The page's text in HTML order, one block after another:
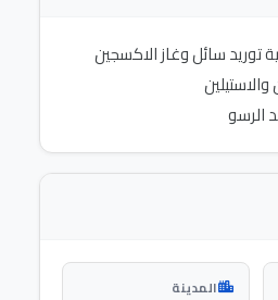
توريد سائل وغاز الاكسجين
المدينة